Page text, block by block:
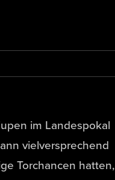
im Landespokal
vielversprechend
Torchancen hatten,